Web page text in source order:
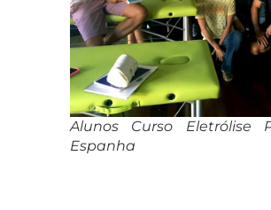
Alunos Curso Eletrólise
Espanha